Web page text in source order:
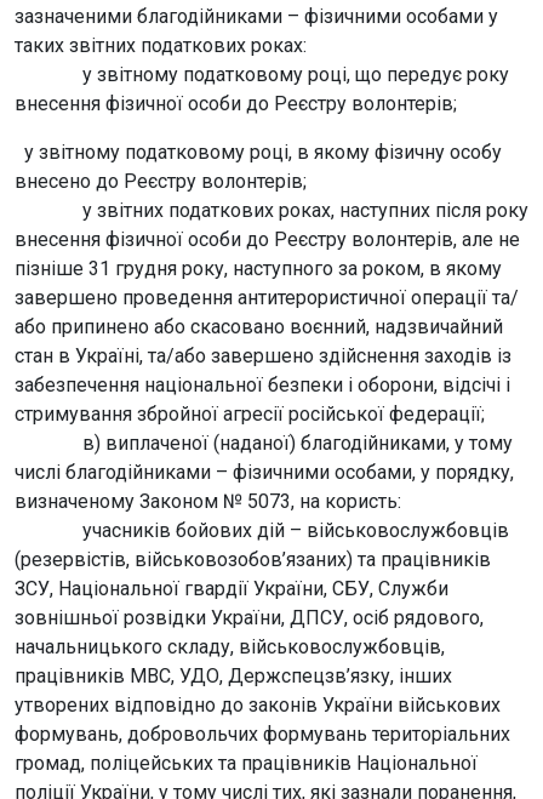
зазначеними благодійниками – фізичними особами у
таких звітних податкових роках:
у звітному податковому році, що передує року
внесення фізичної особи до Реєстру волонтерів;
у звітному податковому році, в якому фізичну особу
внесено до Реєстру волонтерів;
у звітних податкових роках, наступних після року
внесення фізичної особи до Реєстру волонтерів, але не
пізніше 31 грудня року, наступного за роком, в якому
завершено проведення антитерористичної операції та/
або припинено або скасовано воєнний, надзвичайний
стан в Україні, та/або завершено здійснення заходів із
забезпечення національної безпеки і оборони, відсічі і
стримування збройної агресії російської федерації;
в) виплаченої (наданої) благодійниками, у тому
числі благодійниками – фізичними особами, у порядку,
визначеному Законом № 5073, на користь:
учасників бойових дій – військовослужбовців
(резервістів, військовозобов’язаних) та працівників
ЗСУ, Національної гвардії України, СБУ, Служби
зовнішньої розвідки України, ДПСУ, осіб рядового,
начальницького складу, військовослужбовців,
працівників МВС, УДО, Держспецзв’язку, інших
утворених відповідно до законів України військових
формувань, добровольчих формувань територіальних
громад, поліцейських та працівників Національної
поліції України, у тому числі тих, які зазнали поранення,